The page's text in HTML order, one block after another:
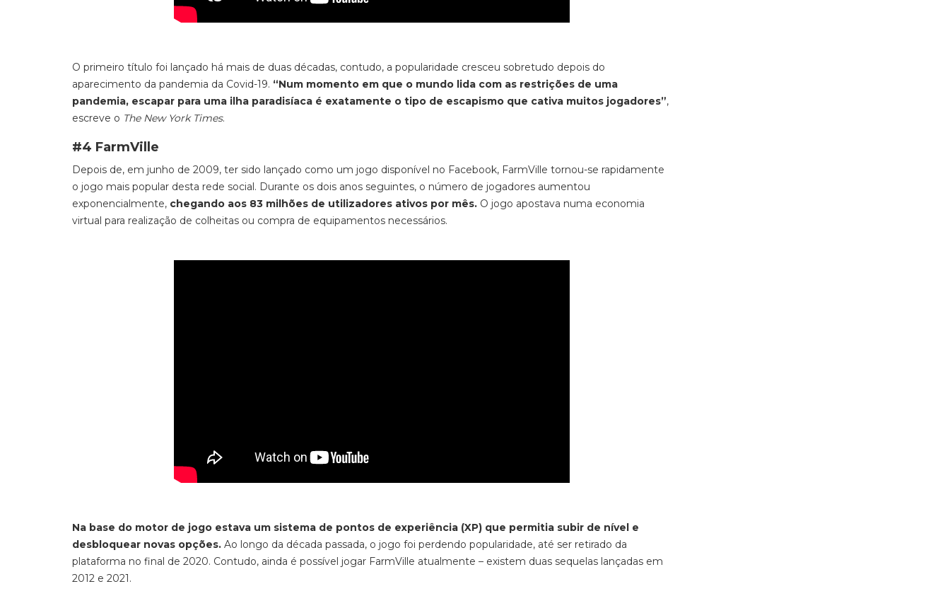
O primeiro título foi lançado há mais de duas décadas, contudo, a popularidade cresceu sobretudo depois do
aparecimento da pandemia da Covid-19. “Num momento em que o mundo lida com as restrições de uma
pandemia, escapar para uma ilha paradisíaca é exatamente o tipo de escapismo que cativa muitos jogadores”,
escreve o The New York Times.
#4 FarmVille
Depois de, em junho de 2009, ter sido lançado como um jogo disponível no Facebook, FarmVille tornou-se rapidamente
o jogo mais popular desta rede social. Durante os dois anos seguintes, o número de jogadores aumentou
exponencialmente, chegando aos 83 milhões de utilizadores ativos por mês. O jogo apostava numa economia
virtual para realização de colheitas ou compra de equipamentos necessários.
Na base do motor de jogo estava um sistema de pontos de experiência (XP) que permitia subir de nível e
desbloquear novas opções. Ao longo da década passada, o jogo foi perdendo popularidade, até ser retirado da
plataforma no final de 2020. Contudo, ainda é possível jogar FarmVille atualmente – existem duas sequelas lançadas em
2012 e 2021.